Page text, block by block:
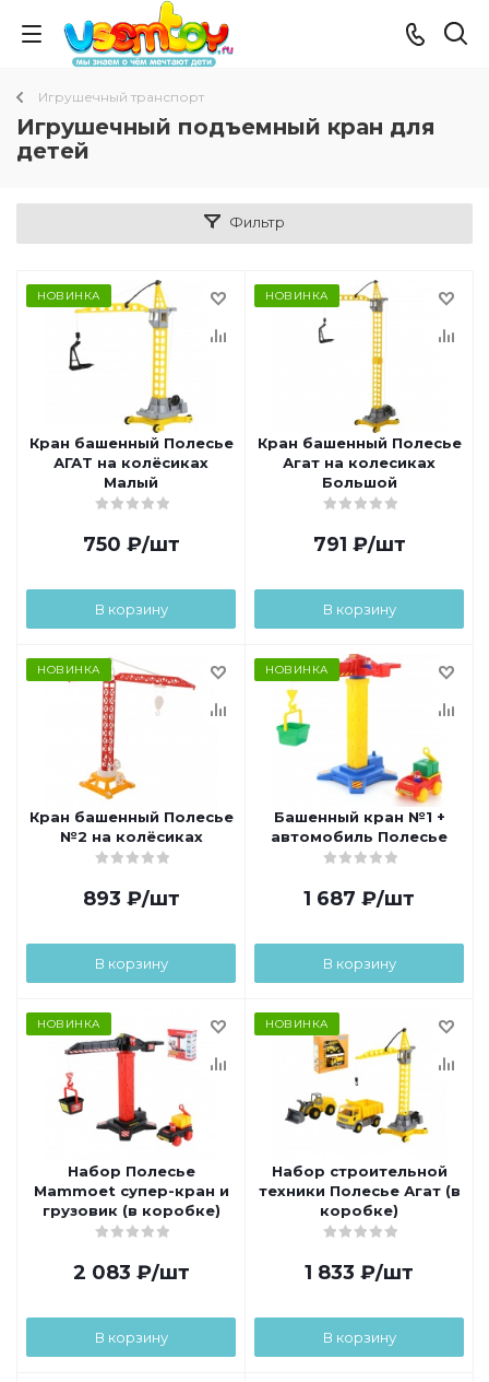
Игрушечный транспорт
Игрушечный подъемный кран для
детей
Фильтр
НОВИНКА
Кран башенный Полесье
АГАТ на колёсиках
Малый
750 ₽/шт
В корзину
НОВИНКА
Кран башенный Полесье
Агат на колесиках
Большой
791 ₽/шт
В корзину
НОВИНКА
Кран башенный Полесье
№2 на колёсиках
893 ₽/шт
В корзину
НОВИНКА
Башенный кран №1 +
автомобиль Полесье
1 687 ₽/шт
В корзину
НОВИНКА
Набор Полесье
Mammoet супер-кран и
грузовик (в коробке)
2 083 ₽/шт
В корзину
НОВИНКА
Набор строительной
техники Полесье Агат (в
коробке)
1 833 ₽/шт
В корзину